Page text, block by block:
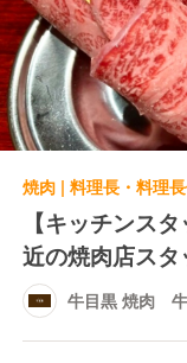
焼肉 | 料理長・料理
【キッチンス
近の焼肉店スタ
牛目黒 焼肉